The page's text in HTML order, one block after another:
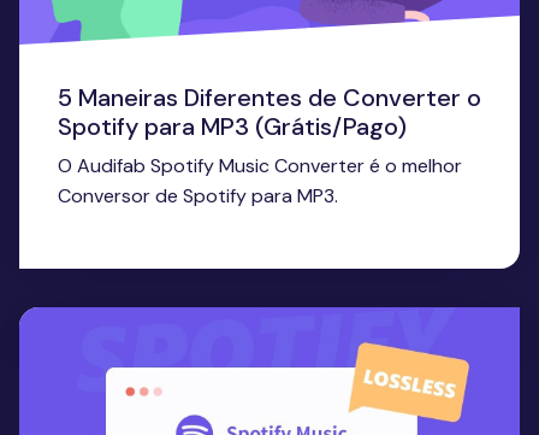
5 Maneiras Diferentes de Converter o
Spotify para MP3 (Grátis/Pago)
O Audifab Spotify Music Converter é o melhor
Conversor de Spotify para MP3.